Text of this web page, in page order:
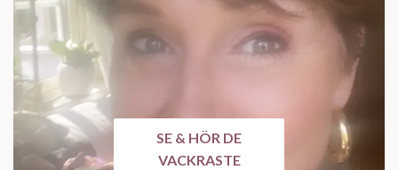
SE & HÖR DE
VACKRASTE